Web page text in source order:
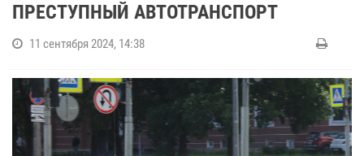
ПРЕСТУПНЫЙ АВТОТРАНСПОРТ
11 сентября 2024, 14:38